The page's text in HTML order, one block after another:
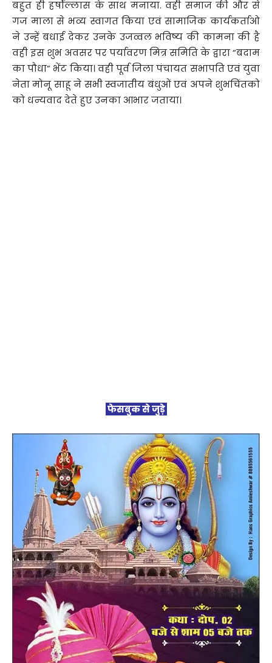
बहुत ही हर्षोल्लास के साथ मनाया. वही समाज की और से
गज माला से भव्य स्वागत किया एवं सामाजिक कार्यकर्ताओ
ने उन्हें बधाई देकर उनके उजव्वल भविष्य की कामना की है
वही इस शुभ अवसर पर पर्यावरण मित्र समिति के द्वारा “बदाम
का पौधा” भेंट किया। वही पूर्व जिला पंचायत सभापति एवं युवा
नेता मोनू साहू ने सभी स्वजातीय बंधुओं एवं अपने शुभचिंतको
को धन्यवाद देते हुए उनका आभार जताया।
फेसबुक से जुड़े